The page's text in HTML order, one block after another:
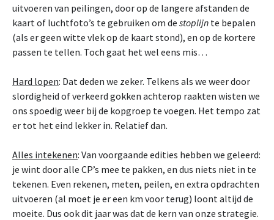
uitvoeren van peilingen, door op de langere afstanden de
kaart of luchtfoto’s te gebruiken om de stoplijn te bepalen
(als er geen witte vlek op de kaart stond), en op de kortere
passen te tellen. Toch gaat het wel eens mis…
Hard lopen: Dat deden we zeker. Telkens als we weer door
slordigheid of verkeerd gokken achterop raakten wisten we
ons spoedig weer bij de kopgroep te voegen. Het tempo zat
er tot het eind lekker in. Relatief dan.
Alles intekenen: Van voorgaande edities hebben we geleerd:
je wint door alle CP’s mee te pakken, en dus niets niet in te
tekenen. Even rekenen, meten, peilen, en extra opdrachten
uitvoeren (al moet je er een km voor terug) loont altijd de
moeite. Dus ook dit jaar was dat de kern van onze strategie.